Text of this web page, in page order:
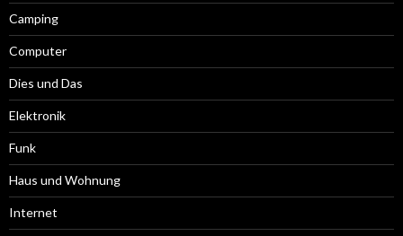
Camping
Computer
Dies und Das
Elektronik
Funk
Haus und Wohnung
Internet